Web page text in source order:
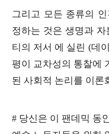
그리고 모든 종류의
정하는 것은 생명과
티의 저서 에 실린 (데
평이 교차성의 통찰에
된 사회적 논리를 이론
# 당신은 이 팬데믹 동